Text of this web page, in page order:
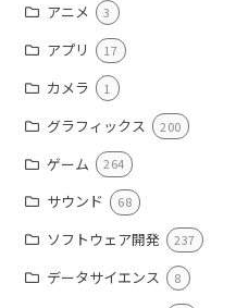
アニメ 3
アプリ 17
カメラ 1
グラフィックス 200
ゲーム 264
サウンド 68
ソフトウェア開発 237
データサイエンス 8